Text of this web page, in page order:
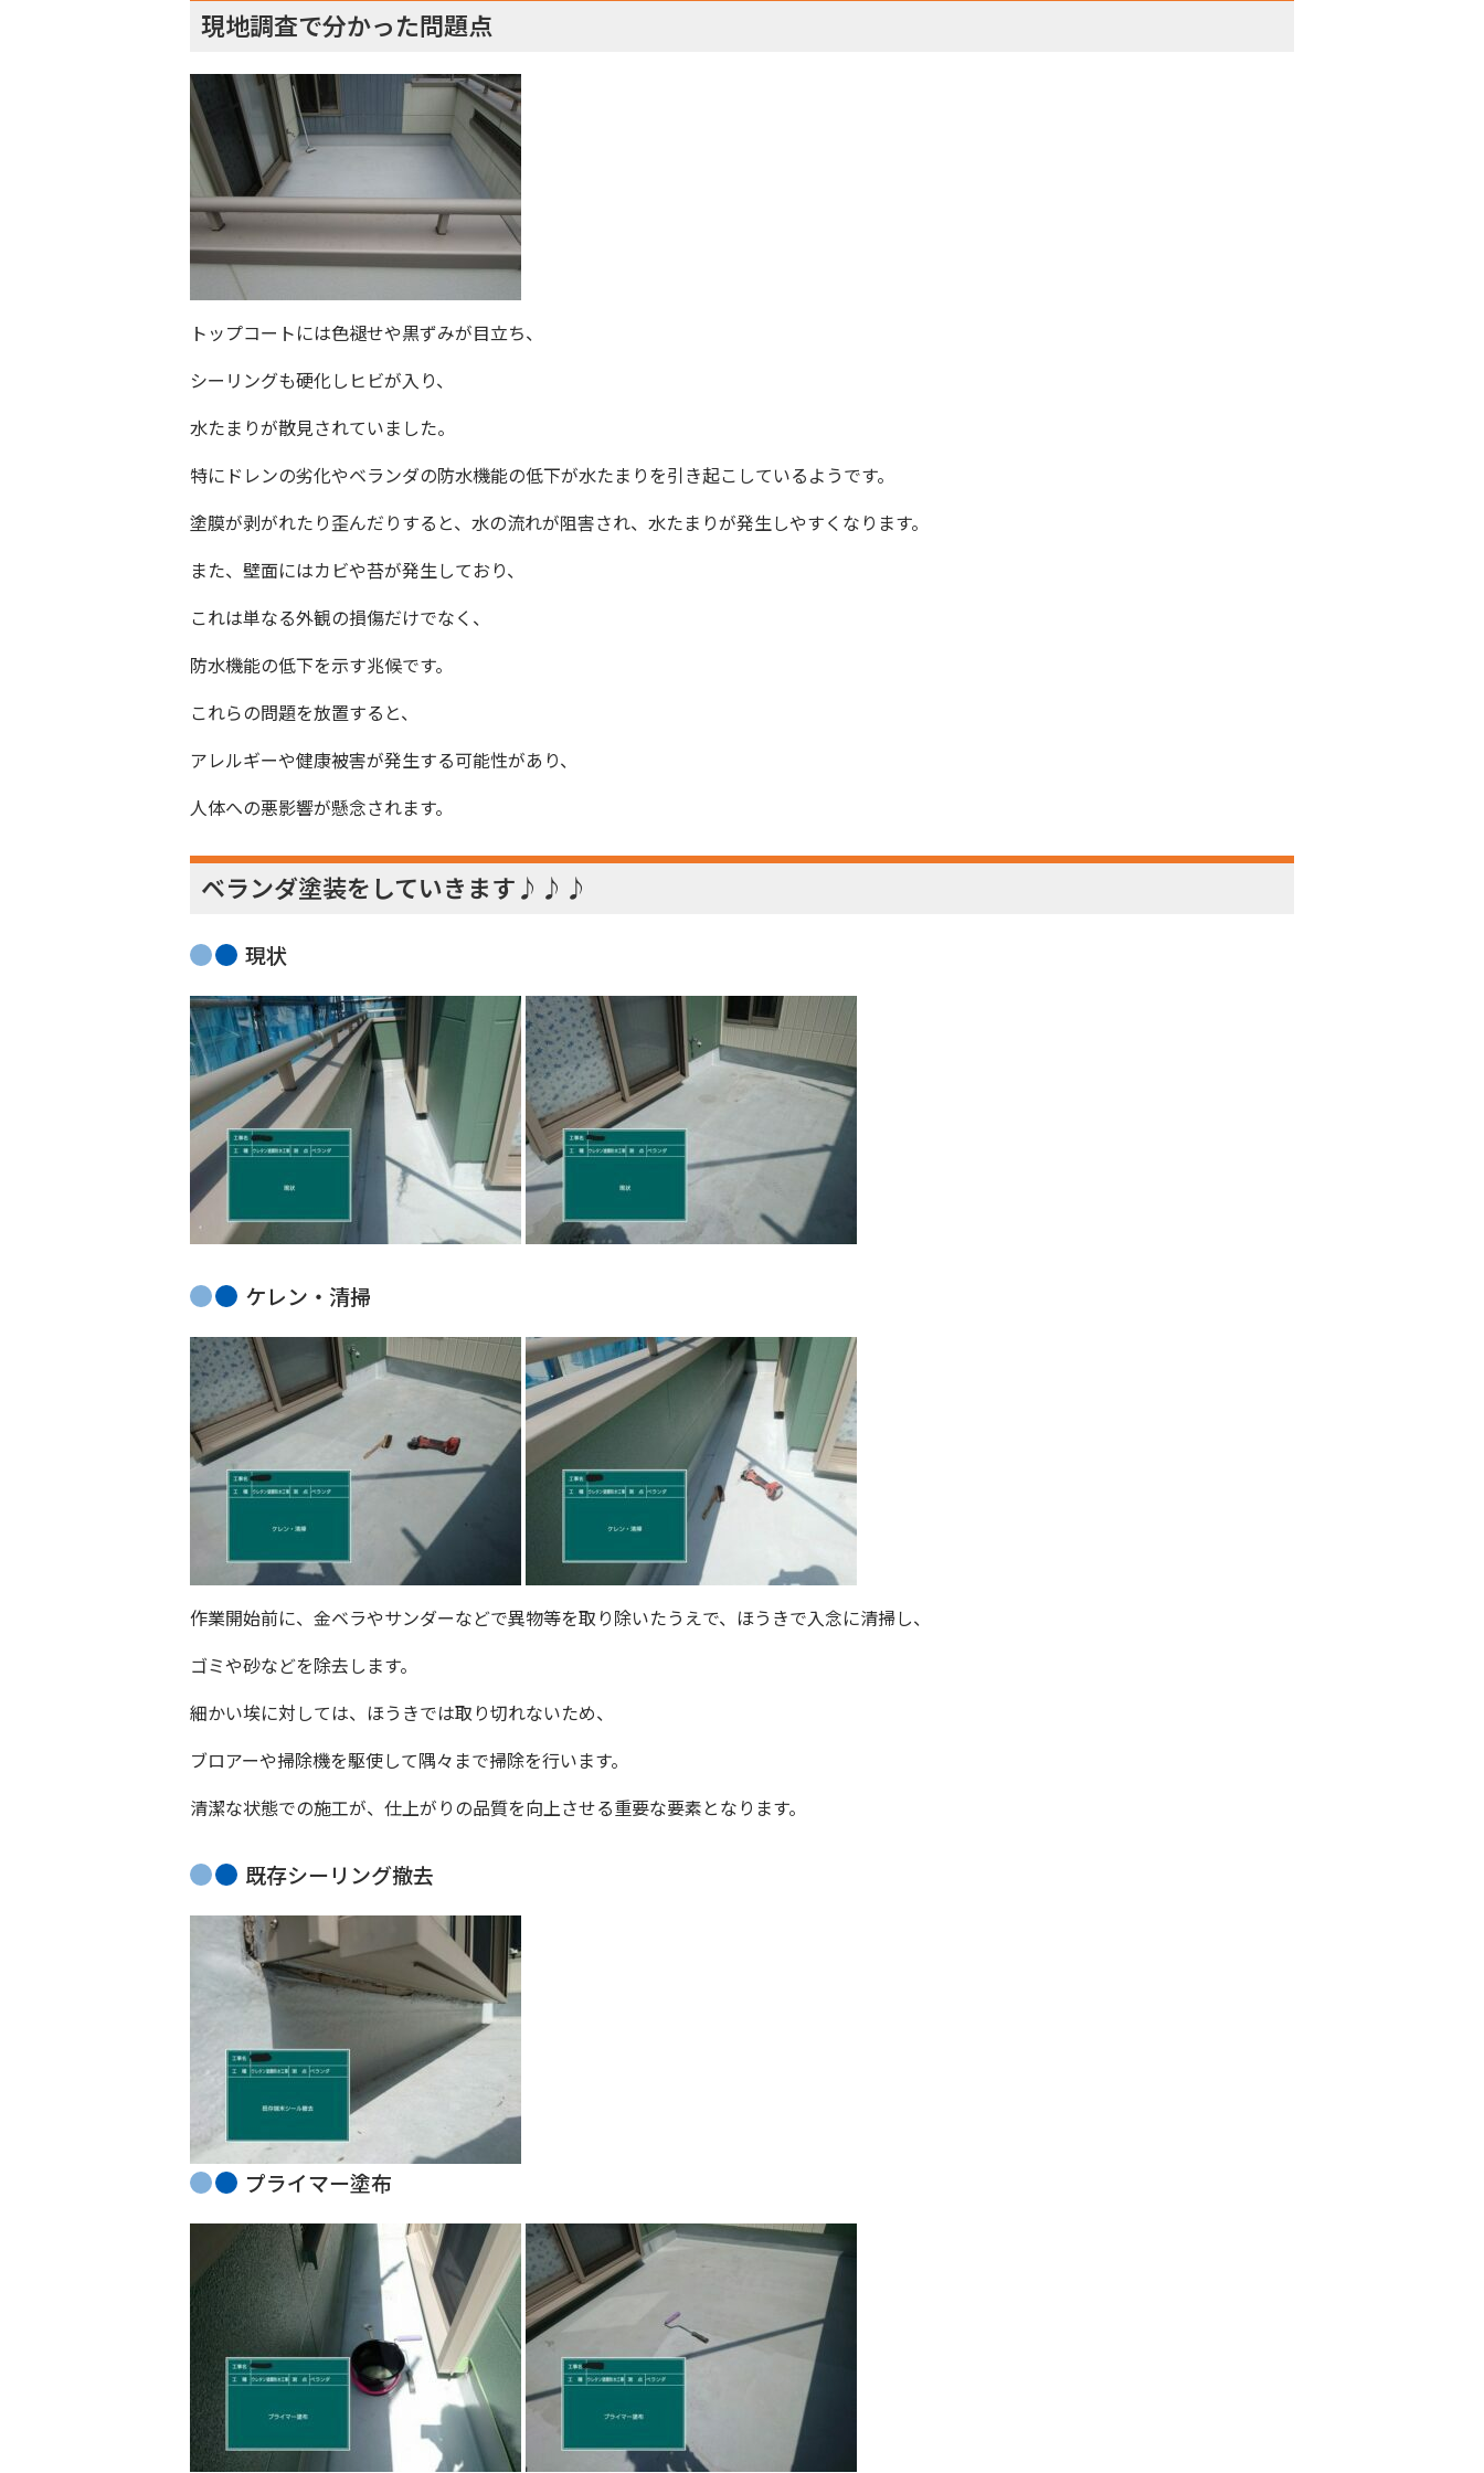
現地調査で分かった問題点
トップコートには色褪せや黒ずみが目立ち、
シーリングも硬化しヒビが入り、
水たまりが散見されていました。
特にドレンの劣化やベランダの防水機能の低下が水たまりを引き起こしているようです。
塗膜が剥がれたり歪んだりすると、水の流れが阻害され、水たまりが発生しやすくなります。
また、壁面にはカビや苔が発生しており、
これは単なる外観の損傷だけでなく、
防水機能の低下を示す兆候です。
これらの問題を放置すると、
アレルギーや健康被害が発生する可能性があり、
人体への悪影響が懸念されます。
ベランダ塗装をしていきます♪♪♪
現状
ケレン・清掃
作業開始前に、金ベラやサンダーなどで異物等を取り除いたうえで、ほうきで入念に清掃し、
ゴミや砂などを除去します。
細かい埃に対しては、ほうきでは取り切れないため、
ブロアーや掃除機を駆使して隅々まで掃除を行います。
清潔な状態での施工が、仕上がりの品質を向上させる重要な要素となります。
既存シーリング撤去
プライマー塗布